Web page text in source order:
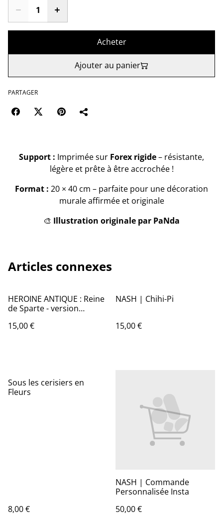
Acheter
Ajouter au panier
PARTAGER
Support : Imprimée sur Forex rigide– résistante,
légère et prête à être accrochée !
Format : 20 × 40 cm – parfaite pour une décoration
murale affirmée et originale
🎨 Illustration originale par PaNda
Articles connexes
HEROINE ANTIQUE : Reine
de Sparte - version
15,00 €
NASH | Chihi-Pi
15,00 €
Sous les cerisiers en
Fleurs
8,00 €
NASH | Commande
Personnalisée Insta
50,00 €